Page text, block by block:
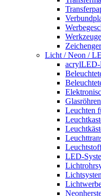
Werkzeuge
Licht / Neon /
acrylLED-
Glasröhren
Leuchten
LED-